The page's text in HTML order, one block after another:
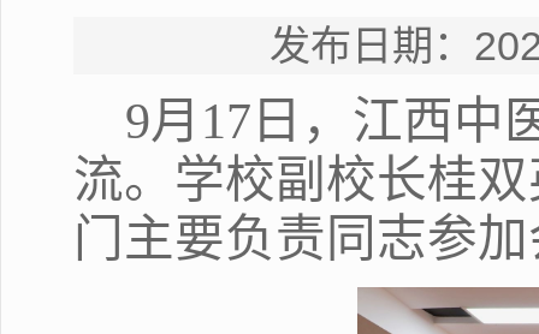
发布日期：
9月17日，江西中
流。学校副校长桂
门主要负责同志参